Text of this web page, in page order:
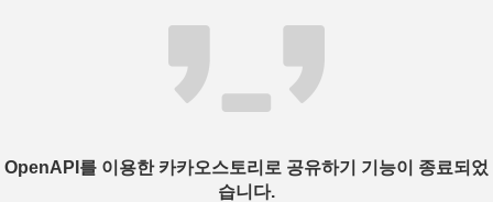
OpenAPI를 이용한 카카오스토리로 공유하기 기능이 종료되었
습니다.